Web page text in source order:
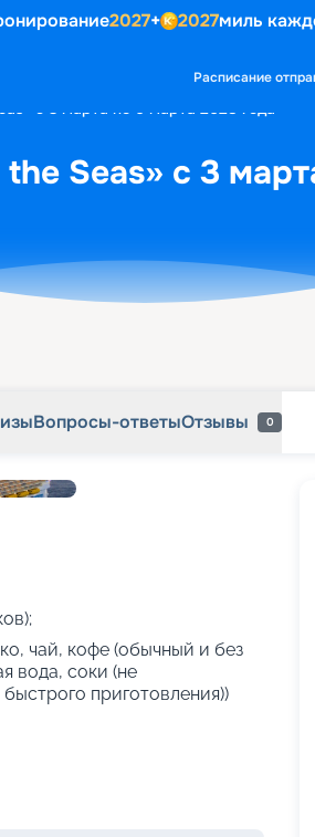
2027+ 2027миль
Расписание
с 3 марта по 6 марта 2028 года
Seas» с 3
Вопросы-ответыОтзывы 0
чай, кофе (обычный и без
вода, соки (не
приготовления))